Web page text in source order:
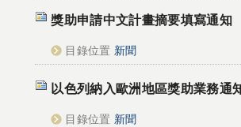
獎助申請中文計畫摘要填寫通知
目錄位置 新聞
以色列納入歐洲地區獎助業務通
目錄位置 新聞